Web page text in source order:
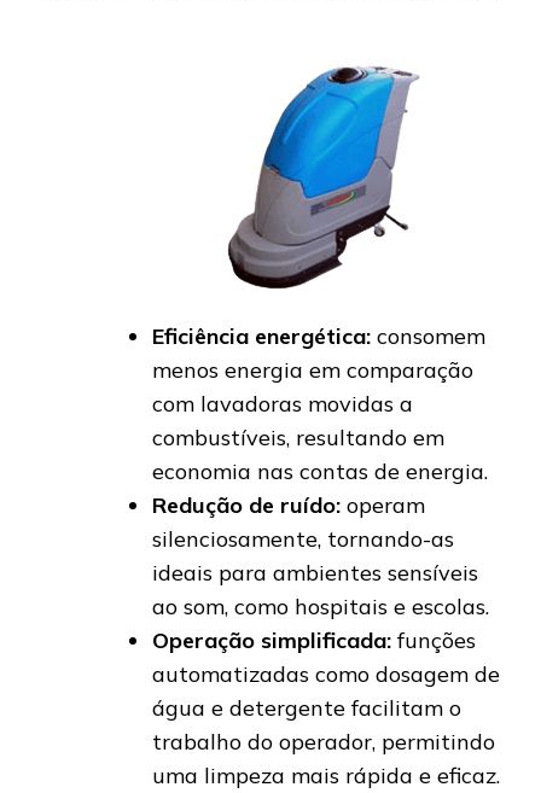
Eficiência energética: consomem
menos energia em comparação
com lavadoras movidas a
combustíveis, resultando em
economia nas contas de energia.
Redução de ruído: operam
silenciosamente, tornando-as
ideais para ambientes sensíveis
ao som, como hospitais e escolas.
Operação simplificada:funções
automatizadas como dosagem de
água e detergente facilitam o
trabalho do operador, permitindo
uma limpeza mais rápida e eficaz.